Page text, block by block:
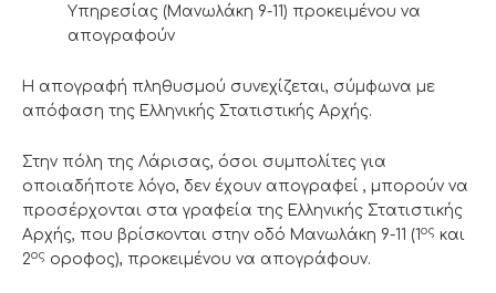
Υπηρεσίας (Μανωλάκη 9-11) προκειμένου να
απογραφούν
Η απογραφή πληθυσμού συνεχίζεται, σύμφωνα με
απόφαση της Ελληνικής Στατιστικής Αρχής.
Στην πόλη της Λάρισας, όσοι συμπολίτες για
οποιαδήποτε λόγο, δεν έχουν απογραφεί , μπορούν να
προσέρχονται στα γραφεία της Ελληνικής Στατιστικής
Αρχής, που βρίσκονται στην οδό Μανωλάκη 9-11 (1ος και
2ος οροφος), προκειμένου να απογράφουν.